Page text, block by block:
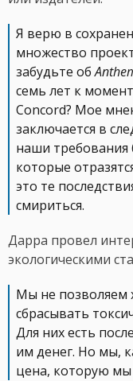
Я верю в
множество
забудьте об
семь лет к
Concord? Мое
заключается в
наши требования
которые
это те
смириться.
Дарра провел
экологическими
Мы не позволяем
сбрасывать
Для них есть
им денег. Но мы,
цена, которую мы